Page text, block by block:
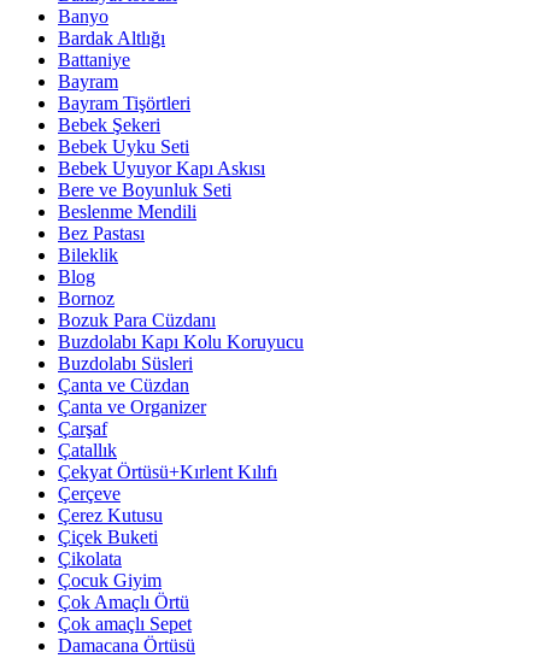
Banyo
Bardak Altlığı
Battaniye
Bayram
Bayram Tişörtleri
Bebek Şekeri
Bebek Uyku Seti
Bebek Uyuyor Kapı Askısı
Bere ve Boyunluk Seti
Beslenme Mendili
Bez Pastası
Bileklik
Blog
Bornoz
Bozuk Para Cüzdanı
Buzdolabı Kapı Kolu Koruyucu
Buzdolabı Süsleri
Çanta ve Cüzdan
Çanta ve Organizer
Çarşaf
Çatallık
Çekyat Örtüsü+Kırlent Kılıfı
Çerçeve
Çerez Kutusu
Çiçek Buketi
Çikolata
Çocuk Giyim
Çok Amaçlı Örtü
Çok amaçlı Sepet
Damacana Örtüsü